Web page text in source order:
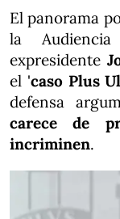
El panorama
la
expresidente
el 'caso Plus
defensa
carece de
incriminen.